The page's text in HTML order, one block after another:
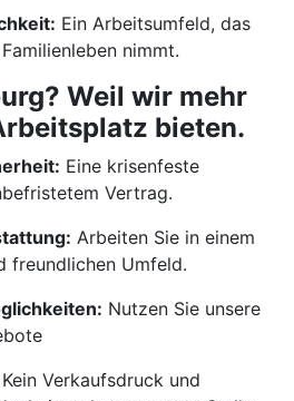
Ein Arbeitsumfeld, das
nimmt.
Weil wir mehr
bieten.
Eine krisenfeste
Vertrag.
Arbeiten Sie in einem
freundlichen Umfeld.
Nutzen Sie unsere
Kein Verkaufsdruck und